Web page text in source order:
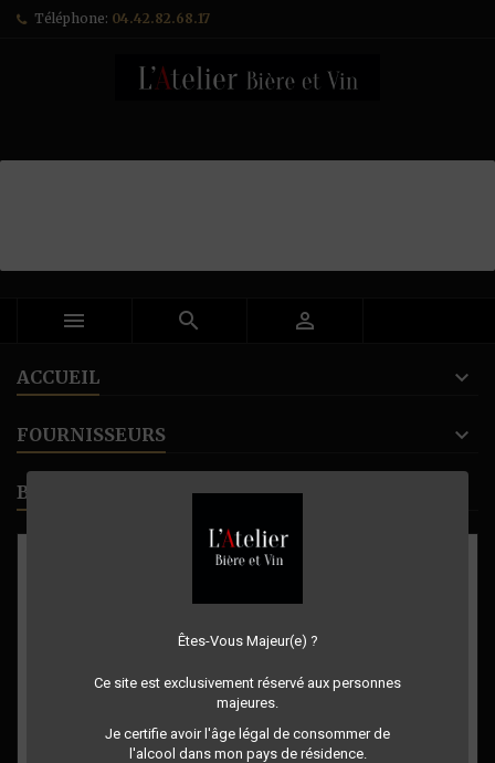
Téléphone: 04.42.82.68.17
Êtes-Vous Majeur(e) ?
Ce site est exclusivement réservé aux personnes
majeures.
Je certifie avoir l'âge légal de consommer de
l'alcool dans mon pays de résidence.
  
ACCUEIL
FOURNISSEURS
BANNER